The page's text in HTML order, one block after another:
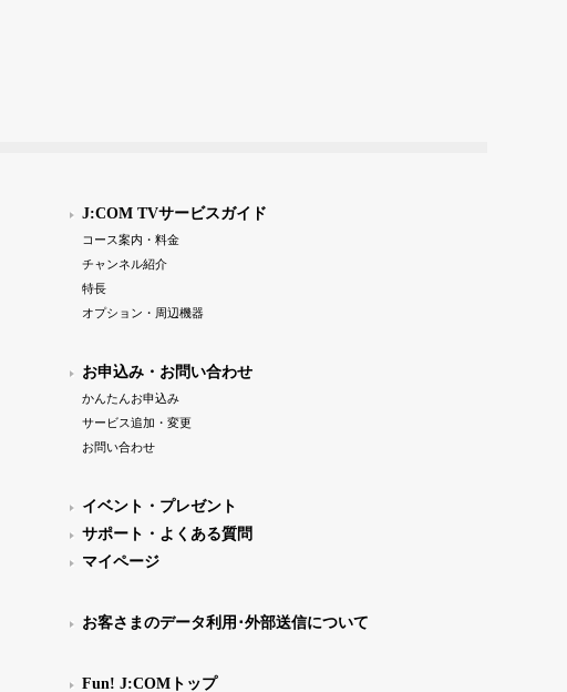
J:COM TVサービスガイド
コース案内・料金
チャンネル紹介
特長
オプション・周辺機器
お申込み・お問い合わせ
かんたんお申込み
サービス追加・変更
お問い合わせ
イベント・プレゼント
サポート・よくある質問
マイページ
お客さまのデータ利用･外部送信について
Fun! J:COMトップ